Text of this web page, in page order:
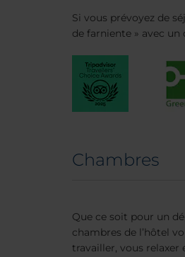
Si vous prévoyez de
de farniente » avec
Chambres
Que ce soit pour un
chambres de l’hôtel
travailler, vous relaxer